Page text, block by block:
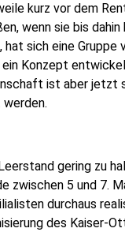
kurz vor dem
wenn sie bis
sich eine Gruppe
Konzept
ist aber jetzt
gering zu
zwischen 5 und 7.
durchaus
des Kaiser-